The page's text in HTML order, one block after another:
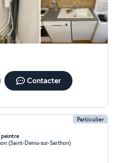
- Installation salle de
radiateurs. -
évier , douche, baignoire,
curage, débouchage).
travaux de plomberie -
Contacter
Particulier
peintre
(Saint-Denis-sur-Sarthon)